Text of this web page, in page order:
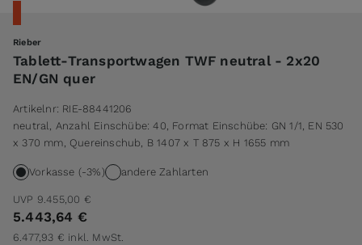
Rieber
Tablett-Transportwagen TWF neutral - 2x20
EN/GN quer
Artikelnr: RIE-88441206
neutral, Anzahl Einschübe: 40, Format Einschübe: GN 1/1, EN 530
x 370 mm, Quereinschub, B 1407 x T 875 x H 1655 mm
Vorkasse (-3%) andere Zahlarten
UVP 9.455,00 €
5.443,64 €
6.477,93 € inkl. MwSt.